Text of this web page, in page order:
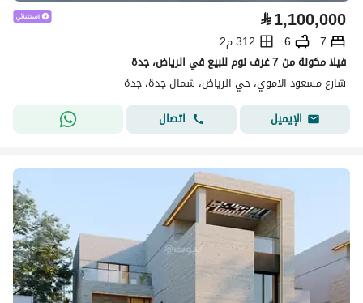
⃁1,100,000
7
6
312 م2
فيلا مكونة من 7 غرف نوم للبيع في الرياض، جدة
شارع مسعود الاموي، حي الرياض، شمال جدة، جدة
الإيميل
اتصال